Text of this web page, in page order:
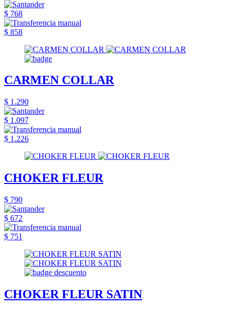
$ 768
$ 858
CARMEN COLLAR
$ 1.290
$ 1.097
$ 1.226
CHOKER FLEUR
$ 790
$ 672
$ 751
CHOKER FLEUR SATIN